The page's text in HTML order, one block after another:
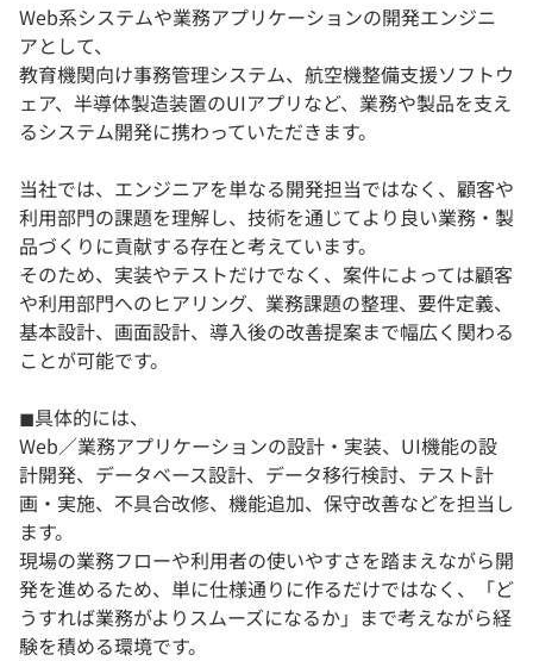
Web系システムや業務アプリケーションの開発エンジニ
アとして、
教育機関向け事務管理システム、航空機整備支援ソフトウ
ェア、半導体製造装置のUIアプリなど、業務や製品を支え
るシステム開発に携わっていただきます。
当社では、エンジニアを単なる開発担当ではなく、顧客や
利用部門の課題を理解し、技術を通じてより良い業務・製
品づくりに貢献する存在と考えています。
そのため、実装やテストだけでなく、案件によっては顧客
や利用部門へのヒアリング、業務課題の整理、要件定義、
基本設計、画面設計、導入後の改善提案まで幅広く関わる
ことが可能です。
◼︎具体的には、
Web／業務アプリケーションの設計・実装、UI機能の設
計開発、データベース設計、データ移行検討、テスト計
画・実施、不具合改修、機能追加、保守改善などを担当し
ます。
現場の業務フローや利用者の使いやすさを踏まえながら開
発を進めるため、単に仕様通りに作るだけではなく、「ど
うすれば業務がよりスムーズになるか」まで考えながら経
験を積める環境です。